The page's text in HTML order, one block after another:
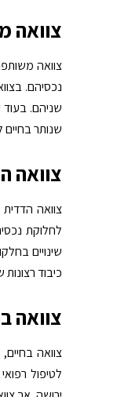
צוואה
צוואה
נכסיהם.
שניהם. בעוד
שנותר בחיים
צוואה
צוואה
לחלוקת
שינויים
כיבוד
צוואה
צוואה
לטיפול